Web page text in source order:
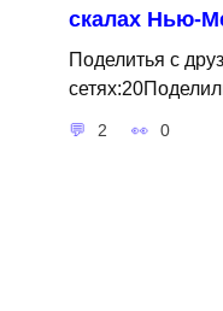
скалах Нью-
Поделитья с
2 0